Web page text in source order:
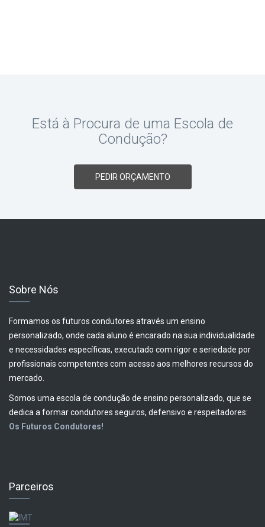
Está à Procura de uma Escola de
Condução?
PEDIR ORÇAMENTO
Sobre Nós
Formamos os futuros condutores através um ensino
personalizado, onde cada aluno é encarado na sua individualidade
e necessidades específicas, executado com rigor e seriedade por
profissionais competentes com acesso aos melhores recursos do
mercado.
Somos uma escola de condução de ensino personalizado, que se
dedica a formar condutores seguros, defensivo e respeitadores:
Os Futuros Condutores!
Parceiros